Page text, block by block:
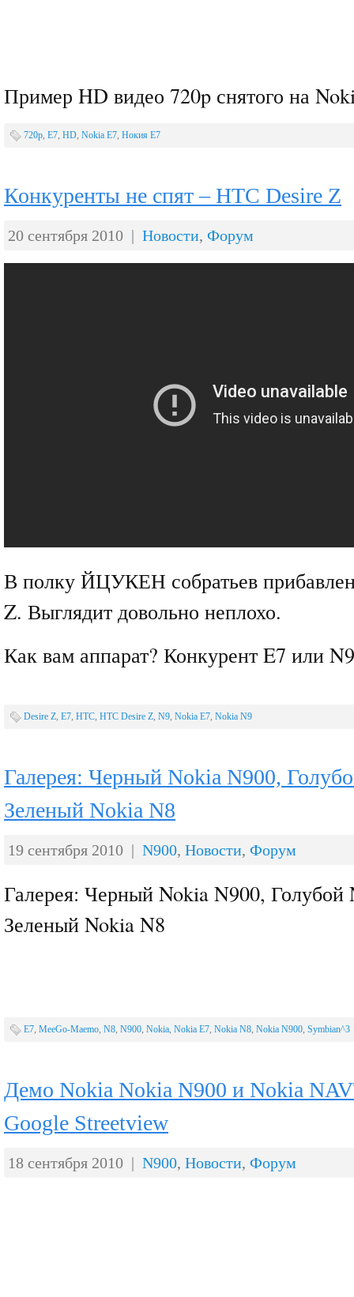
Пример HD видео 720p снятого на
720p, E7, HD, Nokia E7, Нокия Е7
Конкуренты не спят – HTC Desire Z
20 сентября 2010 | Новости, Форум
В полку ЙЦУКЕН собратьев
Z. Выглядит довольно неплохо.
Как вам аппарат? Конкурент E7 или
Desire Z, E7, HTC, HTC Desire Z, N9, Nokia E7, Nokia N9
Галерея: Черный Nokia N900,
Зеленый Nokia N8
19 сентября 2010 | N900, Новости, Форум
Галерея: Черный Nokia N900, Голубой
Зеленый Nokia N8
E7, MeeGo-Maemo, N8, N900, Nokia, Nokia E7, Nokia N8, Nokia N900, Symbian^3
Демо Nokia Nokia N900 и Nokia
Google Streetview
18 сентября 2010 | N900, Новости, Форум